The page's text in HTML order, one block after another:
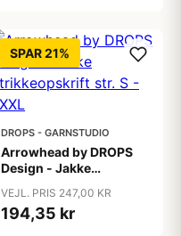
SPAR 21%
DROPS - GARNSTUDIO
Arrowhead by DROPS
Design - Jakke
XXXL
VEJL. PRIS 247,00 KR
194,35 kr